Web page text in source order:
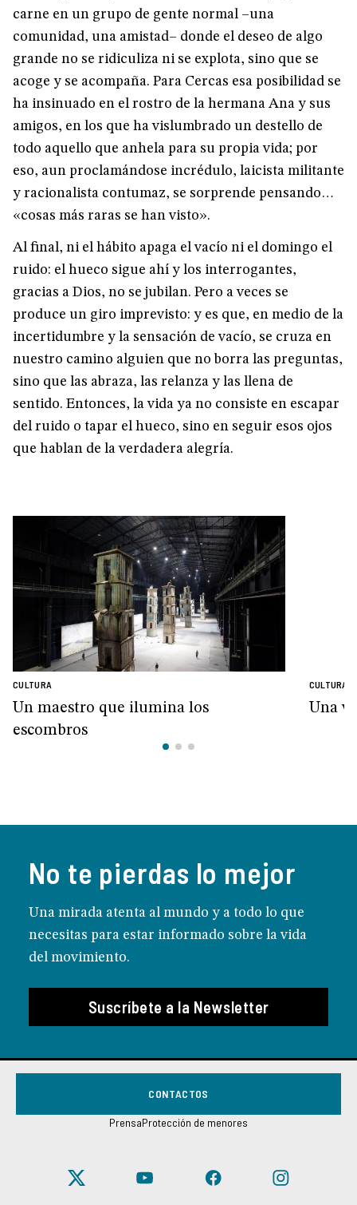
carne en un grupo de gente normal –una
comunidad, una amistad– donde el deseo de algo
grande no se ridiculiza ni se explota, sino que se
acoge y se acompaña. Para Cercas esa posibilidad se
ha insinuado en el rostro de la hermana Ana y sus
amigos, en los que ha vislumbrado un destello de
todo aquello que anhela para su propia vida; por
eso, aun proclamándose incrédulo, laicista militante
y racionalista contumaz, se sorprende pensando…
«cosas más raras se han visto».
Al final, ni el hábito apaga el vacío ni el domingo el
ruido: el hueco sigue ahí y los interrogantes,
gracias a Dios, no se jubilan. Pero a veces se
produce un giro imprevisto: y es que, en medio de la
incertidumbre y la sensación de vacío, se cruza en
nuestro camino alguien que no borra las preguntas,
sino que las abraza, las relanza y las llena de
sentido. Entonces, la vida ya no consiste en escapar
del ruido o tapar el hueco, sino en seguir esos ojos
que hablan de la verdadera alegría.
CULTURA
Un maestro que ilumina los
escombros
CULTURA
Una
No te pierdas lo mejor
Una mirada atenta al mundo y a todo lo que
necesitas para estar informado sobre la vida
del movimiento.
Suscríbete a la Newsletter
CONTACTOS
PrensaProtección de menores